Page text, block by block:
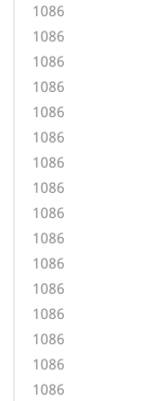
1086
1086
1086
1086
1086
1086
1086
1086
1086
1086
1086
1086
1086
1086
1086
1086